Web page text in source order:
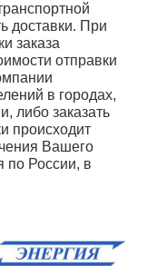
доставки. При
заказа
отправки
в городах,
либо заказать
происходит
Вашего
по России, в